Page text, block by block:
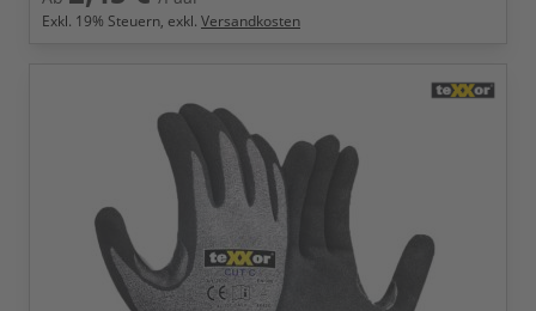
Exkl. 19% Steuern, exkl. Versandkosten